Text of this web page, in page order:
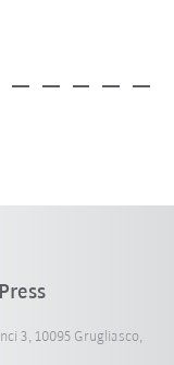
3, 10095 Grugliasco,